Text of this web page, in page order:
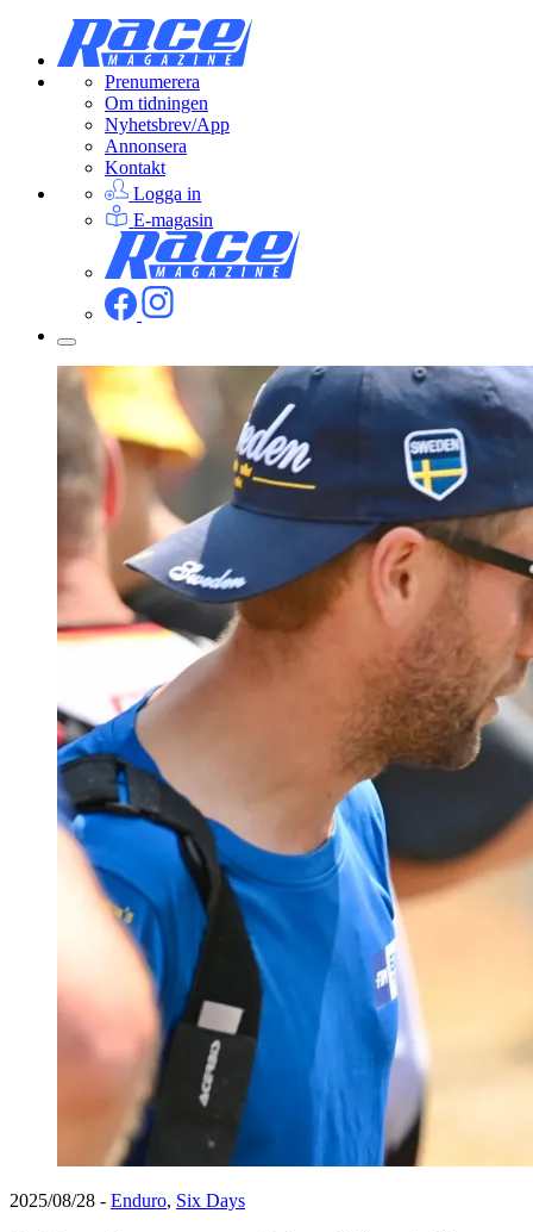
Prenumerera
Om tidningen
Nyhetsbrev/App
Annonsera
Kontakt
Logga in
E-magasin
2025/08/28 - Enduro, Six Days